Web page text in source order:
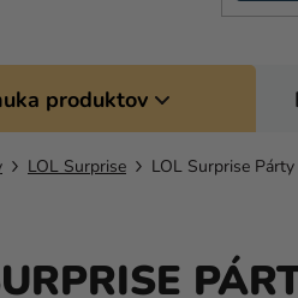
produktov
LOL Surprise LOL Surprise